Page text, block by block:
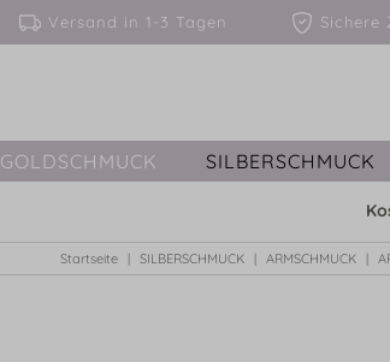
Versand in 1-3 Tagen
GOLDSCHMUCK SILBERSCHMUCK
Startseite SILBERSCHMUCK ARMSCHMUCK